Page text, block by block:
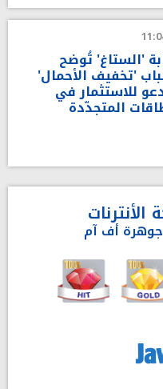
'الستاغ' تُوضح
'تخفيف الأحمال'
للاستثمار في
المتجدّدة
أف آم